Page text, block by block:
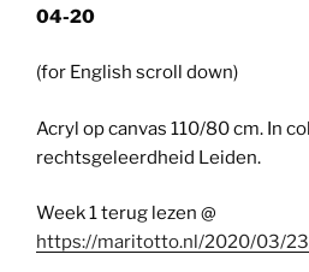
04-20
(for English scroll down)
Acryl op canvas 110/80 cm. In
rechtsgeleerdheid Leiden.
Week 1 terug lezen @
https://maritotto.nl/2020/03/